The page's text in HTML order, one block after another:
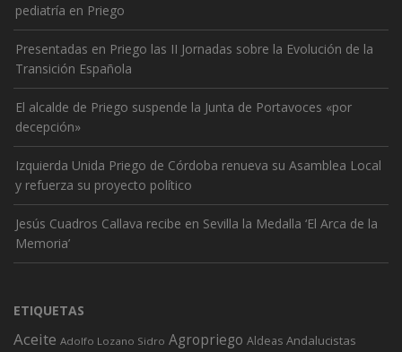
pediatría en Priego
Presentadas en Priego las II Jornadas sobre la Evolución de la
Transición Española
El alcalde de Priego suspende la Junta de Portavoces «por
decepción»
Izquierda Unida Priego de Córdoba renueva su Asamblea Local
y refuerza su proyecto político
Jesús Cuadros Callava recibe en Sevilla la Medalla ‘El Arca de la
Memoria’
ETIQUETAS
Aceite Adolfo Lozano Sidro Agropriego Aldeas Andalucistas